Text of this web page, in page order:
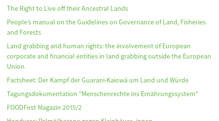
The Right to Live off their Ancestral Lands
People’s manual on the Guidelines on Governance of Land, Fisheries
and Forests
Land grabbing and human rights: the involvement of European
corporate and financial entities in land grabbing outside the European
Union.
Factsheet: Der Kampf der Guarani-Kaiowá um Land und Würde
Tagungsdokumentation "Menschenrechte ins Ernährungssystem"
FOODFirst Magazin 2015/2